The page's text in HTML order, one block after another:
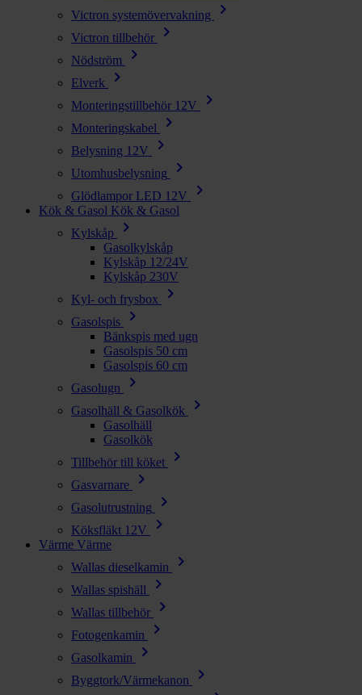
Victron systemövervakning
chevron_right
Victron tillbehör chevron_right
Nödström chevron_right
Elverk chevron_right
Monteringstillbehör 12V chevron_right
Monteringskabel chevron_right
Belysning 12V chevron_right
Utomhusbelysning chevron_right
Glödlampor LED 12V chevron_right
Kök & Gasol Kök & Gasol
Kylskåp
chevron_right
Gasolkylskåp
Kylskåp 12/24V
Kylskåp 230V
Kyl- och frysbox
chevron_right
Gasolspis chevron_right
Bänkspis med ugn
Gasolspis 50 cm
Gasolspis 60 cm
Gasolugn
chevron_right
Gasolhäll & Gasolkök chevron_right
Gasolhäll
Gasolkök
Tillbehör till köket
chevron_right
Gasvarnare chevron_right
Gasolutrustning chevron_right
Köksfläkt 12V chevron_right
Värme Värme
Wallas dieselkamin
chevron_right
Wallas spishäll chevron_right
Wallas tillbehör chevron_right
Fotogenkamin chevron_right
Gasolkamin chevron_right
Byggtork/Värmekanon chevron_right